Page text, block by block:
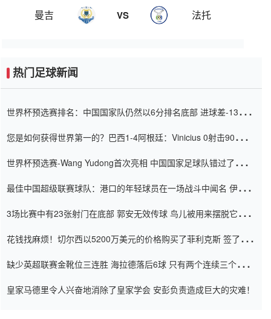
曼吉 VS 法托
热门足球新闻
世界杯预选赛排名：中国国家队仍然以6分排名底部 进球差-13令人
您是如何获得世界第一的？巴西1-4阿根廷：Vinicius 0射击90分钟
世界杯预选赛-Wang Yudong首次亮相 中国国家足球队错过了世界
最佳中国超级联赛球队：港口的年轻球员在一场战斗中闻名 伊万放
3场比赛中有23张射门在底部 郭安无效传球 鸟儿被用来摆脱它
花钱找麻烦！切尔西以5200万美元的价格购买了菲利克斯 签了7年
缺少英超联赛金靴位三连胜 海拉德落后6球 只有两个连续三个连续
皇家马德里令人兴奋地消除了皇家学会 安彭负责造成巨大的灾难！